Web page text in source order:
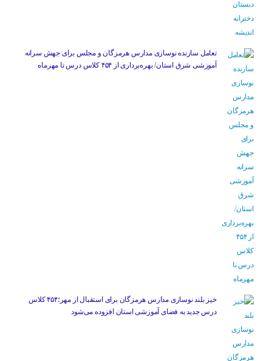
تعامل سازنده نوسازی مدارس هرمزگان و مجلس برای جهش سرانه
آموزشی شرق استان/ بهره‌برداری از ۴۵۴ کلاس درس تا مهرماه
خیز بلند نوسازی مدارس هرمزگان برای استقبال از مهر؛۴۵۴ کلاس
درس جدید به فضای آموزشی استان افزوده می‌شود